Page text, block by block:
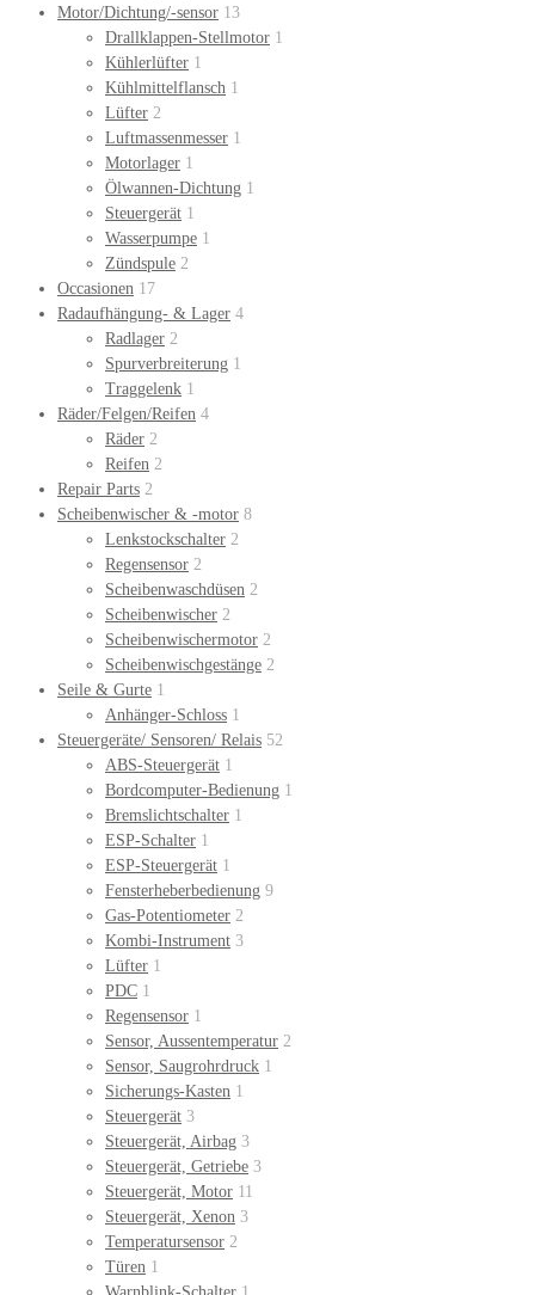
Motor/Dichtung/-sensor 13
Drallklappen-Stellmotor 1
Kühlerlüfter 1
Kühlmittelflansch 1
Lüfter 2
Luftmassenmesser 1
Motorlager 1
Ölwannen-Dichtung 1
Steuergerät 1
Wasserpumpe 1
Zündspule 2
Occasionen 17
Radaufhängung- & Lager 4
Radlager 2
Spurverbreiterung 1
Traggelenk 1
Räder/Felgen/Reifen 4
Räder 2
Reifen 2
Repair Parts 2
Scheibenwischer & -motor 8
Lenkstockschalter 2
Regensensor 2
Scheibenwaschdüsen 2
Scheibenwischer 2
Scheibenwischermotor 2
Scheibenwischgestänge 2
Seile & Gurte 1
Anhänger-Schloss 1
Steuergeräte/ Sensoren/ Relais 52
ABS-Steuergerät 1
Bordcomputer-Bedienung 1
Bremslichtschalter 1
ESP-Schalter 1
ESP-Steuergerät 1
Fensterheberbedienung 9
Gas-Potentiometer 2
Kombi-Instrument 3
Lüfter 1
PDC 1
Regensensor 1
Sensor, Aussentemperatur 2
Sensor, Saugrohrdruck 1
Sicherungs-Kasten 1
Steuergerät 3
Steuergerät, Airbag 3
Steuergerät, Getriebe 3
Steuergerät, Motor 11
Steuergerät, Xenon 3
Temperatursensor 2
Türen 1